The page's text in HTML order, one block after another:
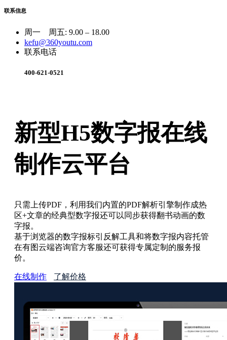
联系信息
周一 周五: 9.00 – 18.00
kefu@360youtu.com
联系电话
400-621-0521
新型H5数字报在线
制作云平台
只需上传PDF，利用我们内置的PDF解析引擎制作成热
区+文章的经典型数字报还可以同步获得翻书动画的数
字报。
基于浏览器的数字报标引反解工具和将数字报内容托管
在有图云端咨询官方客服还可获得专属定制的服务报
价。
在线制作 了解价格